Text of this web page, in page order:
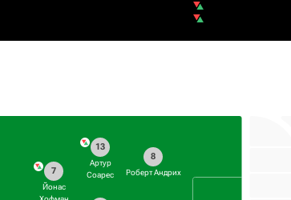
8
Роберт Андрих
13
Артур
Соарес
7
Йонас